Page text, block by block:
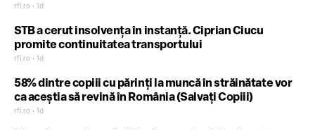
rfi.ro • 1d
STB a cerut insolvența în instanță. Ciprian Ciucu
promite continuitatea transportului
rfi.ro • 1d
58% dintre copiii cu părinți la muncă în străinătate vor
ca aceștia să revină în România (Salvați Copiii)
rfi.ro • 1d